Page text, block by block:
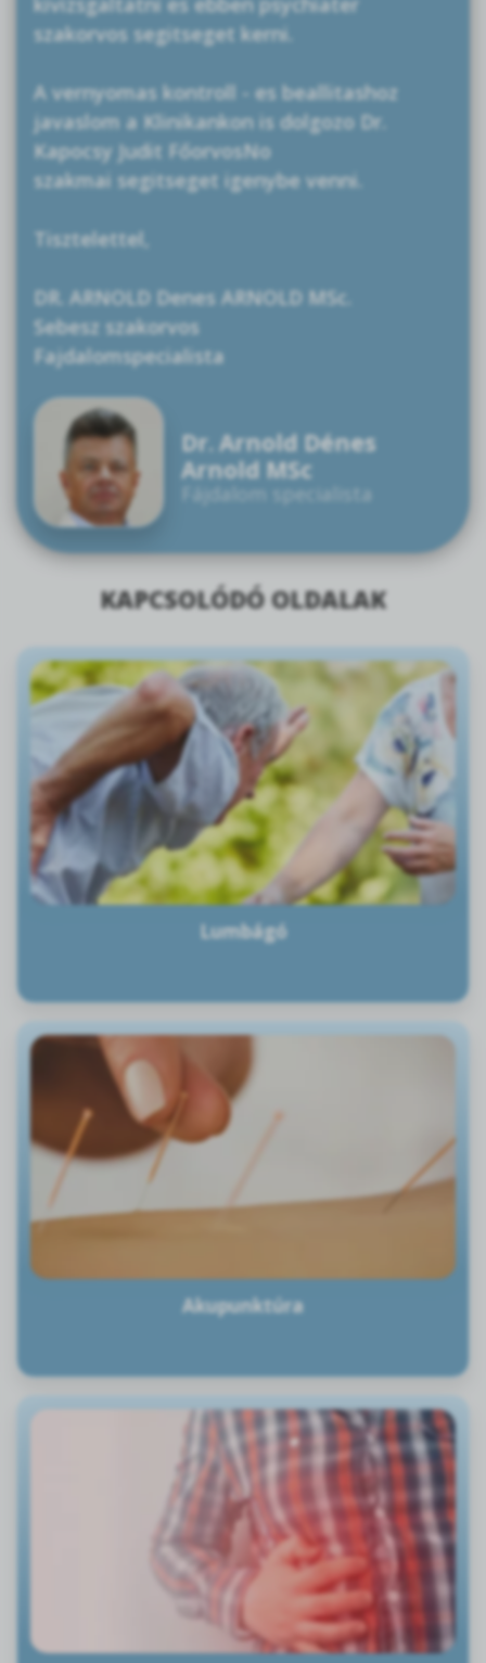
szakorvos segitseget kerni.
A vernyomas kontroll - es beallitashoz
javaslom a Klinikankon is dolgozo Dr.
Kapocsy Judit FőorvosNo
szakmai segitseget igenybe venni.
Tisztelettel,
DR. ARNOLD Denes ARNOLD MSc.
Sebesz szakorvos
Fajdalomspecialista
Dr. Arnold Dénes
Arnold MSc
Fájdalom specialista
KAPCSOLÓDÓ OLDALAK
Lumbágó
Akupunktúra